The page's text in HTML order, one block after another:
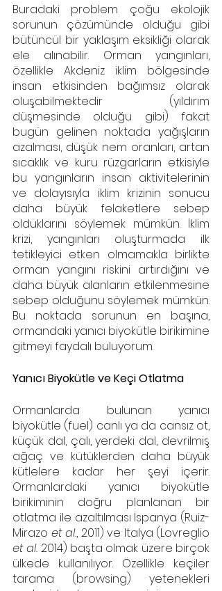
Buradaki problem çoğu ekolojik
sorunun çözümünde olduğu gibi
bütüncül bir yaklaşım eksikliği olarak
ele alınabilir. Orman yangınları,
özellikle Akdeniz iklim bölgesinde
insan etkisinden bağımsız olarak
oluşabilmektedir (yıldırım
düşmesinde olduğu gibi) fakat
bugün gelinen noktada yağışların
azalması, düşük nem oranları, artan
sıcaklık ve kuru rüzgarların etkisiyle
bu yangınların insan aktivitelerinin
ve dolayısıyla iklim krizinin sonucu
daha büyük felaketlere sebep
olduklarını söylemek mümkün. İklim
krizi, yangınları oluşturmada ilk
tetikleyici etken olmamakla birlikte
orman yangını riskini artırdığını ve
daha büyük alanların etkilenmesine
sebep olduğunu söylemek mümkün.
Bu noktada sorunun en başına,
ormandaki yanıcı biyokütle birikimine
gitmeyi faydalı buluyorum.
Yanıcı Biyokütle ve Keçi Otlatma
Ormanlarda bulunan yanıcı
biyokütle (fuel) canlı ya da cansız ot,
küçük dal, çalı, yerdeki dal, devrilmiş
ağaç ve kütüklerden daha büyük
kütlelere kadar her şeyi içerir.
Ormanlardaki yanıcı biyokütle
birikiminin doğru planlanan bir
otlatma ile azaltılması İspanya (Ruiz-
Mirazo et al.
et al. 2014) başta olmak üzere birçok
ülkede kullanılıyor. Özellikle keçiler
tarama (browsing) yetenekleri